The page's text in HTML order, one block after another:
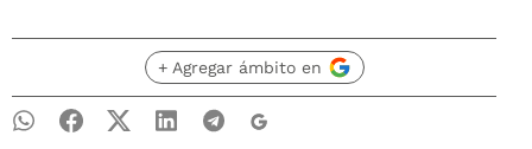
+ Agregar ámbito en